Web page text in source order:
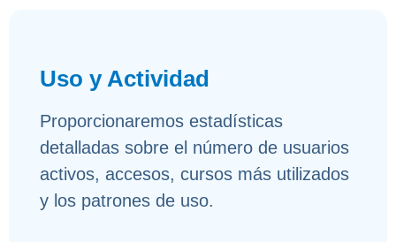
Uso y Actividad
Proporcionaremos estadísticas
detalladas sobre el número de usuarios
activos, accesos, cursos más utilizados
y los patrones de uso.